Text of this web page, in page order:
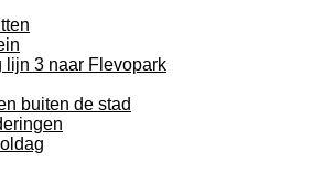
lijn 3 naar Flevopark
buiten de stad